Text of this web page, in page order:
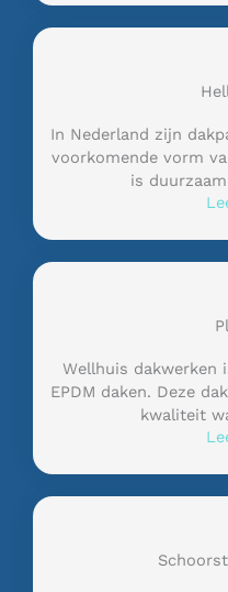
In Nederland zijn
voorkomende vorm
is
Wellhuis dakwerken
EPDM daken. Deze
kwaliteit